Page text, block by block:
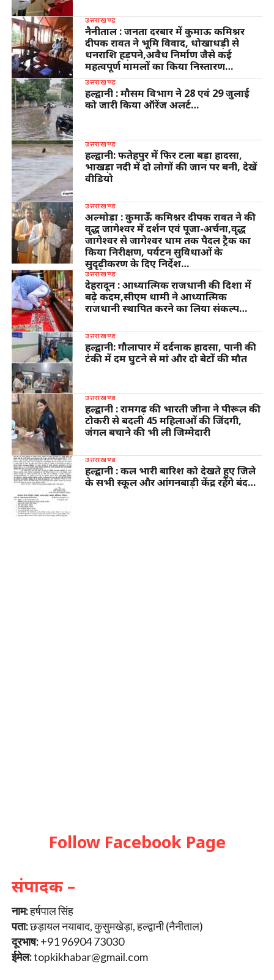
उत्तराखण्ड
नैनीताल : जनता दरबार में कुमाऊ कमिश्नर
दीपक रावत ने भूमि विवाद, धोखाधड़ी से
धनराशि हड़पने,अवैध निर्माण जैसे कई
महत्वपूर्ण मामलों का किया निस्तारण…
उत्तराखण्ड
हल्द्वानी : मौसम विभाग ने 28 एवं 29 जुलाई
को जारी किया ऑरेंज अलर्ट…
उत्तराखण्ड
हल्द्वानी: फतेहपुर में फिर टला बड़ा हादसा,
भाखड़ा नदी में दो लोगों की जान पर बनी, देखें
वीडियो
उत्तराखण्ड
अल्मोड़ा : कुमाऊँ कमिश्नर दीपक रावत ने की
वृद्ध जागेश्वर में दर्शन एवं पूजा-अर्चना,वृद्ध
जागेश्वर से जागेश्वर धाम तक पैदल ट्रैक का
किया निरीक्षण, पर्यटन सुविधाओं के
सुदृढ़ीकरण के दिए निर्देश…
उत्तराखण्ड
देहरादून : आध्यात्मिक राजधानी की दिशा में
बढ़े कदम,सीएम धामी ने आध्यात्मिक
राजधानी स्थापित करने का लिया संकल्प…
उत्तराखण्ड
हल्द्वानी: गौलापार में दर्दनाक हादसा, पानी की
टंकी में दम घुटने से मां और दो बेटों की मौत
उत्तराखण्ड
हल्द्वानी : रामगढ़ की भारती जीना ने पीरूल की
टोकरी से बदली 45 महिलाओं की जिंदगी,
जंगल बचाने की भी ली जिम्मेदारी
उत्तराखण्ड
हल्द्वानी : कल भारी बारिश को देखते हुए जिले
के सभी स्कूल और आंगनबाड़ी केंद्र रहेंगे बंद…
Follow Facebook Page
संपादक –
नाम:हर्षपाल सिंह
पता:छड़ायल नयाबाद, कुसुमखेड़ा, हल्द्वानी (नैनीताल)
दूरभाष:+91 96904 73030
ईमेल:topkikhabar@gmail.com